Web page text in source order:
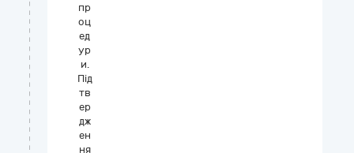
пр
оц
ед
ур
и.
Під
тв
ер
дж
ен
ня